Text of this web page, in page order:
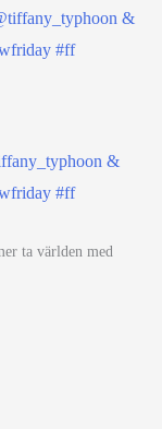
&
#ff
&
#ff
ta världen med